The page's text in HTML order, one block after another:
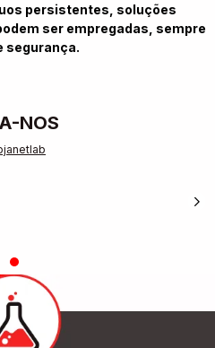
persistentes, soluções
ser empregadas, sempre
segurança.
NOS